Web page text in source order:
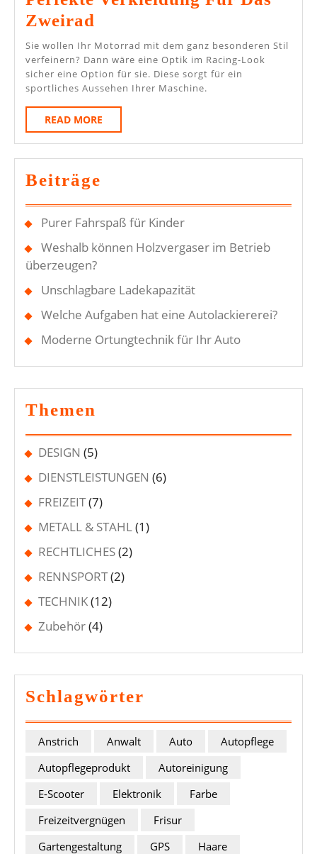
Zweirad
Im
Rennstil:
Die
Perfekte
Verkleidung
Für
Zweirad
Sie wollen Ihr Motorrad mit dem ganz besonderen Stil
verfeinern? Dann wäre eine Optik im Racing-Look
sicher eine Option für sie. Diese sorgt für ein
sportliches Aussehen Ihrer Maschine.
READ MORE
MORE
Beiträge
Purer Fahrspaß für Kinder
Weshalb können Holzvergaser im Betrieb
überzeugen?
Unschlagbare Ladekapazität
Welche Aufgaben hat eine Autolackiererei?
Moderne Ortungtechnik für Ihr Auto
Themen
DESIGN (5)
DIENSTLEISTUNGEN (6)
FREIZEIT(7)
METALL & STAHL(1)
RECHTLICHES(2)
RENNSPORT(2)
TECHNIK(12)
Zubehör(4)
Schlagwörter
Anstrich Anwalt Auto
Autopflege
Autopflegeprodukt
Autoreinigung
E-Scooter
Elektronik
Farbe
Freizeitvergnügen
Frisur
Gartengestaltung
GPS
Haare